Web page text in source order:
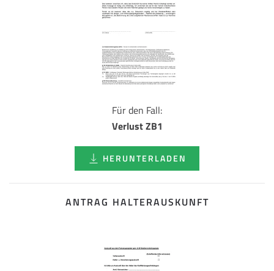
Für den Fall:
Verlust ZB1
HERUNTERLADEN
ANTRAG HALTERAUSKUNFT